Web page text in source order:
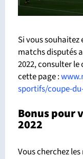
Si vous souhaitez
matchs disputés
2022, consulter
cette page :
sportifs/coupe-
Bonus pour
2022
Vous cherchez